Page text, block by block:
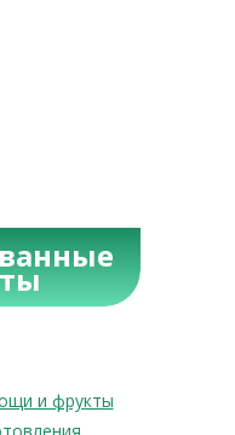
и фрукты